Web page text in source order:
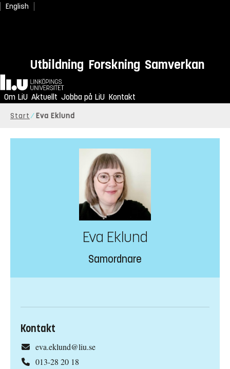
English
Utbildning Forskning Samverkan
Hem
Om LiU Aktuellt Jobba på LiU Kontakt
Start Eva Eklund
Eva Eklund
Samordnare
Kontakt
eva.eklund@liu.se
013-28 20 18